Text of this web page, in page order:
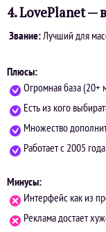
4. LovePlanet —
Звание: Лучший для
Плюсы:
Огромная база (20+
Есть из кого
Множество
Работает с 2005 года
Минусы:
Интерфейс как из
Реклама достает